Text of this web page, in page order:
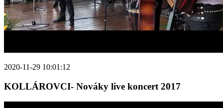
2020-11-29 10:01:12
KOLLÁROVCI- Nováky live koncert 2017